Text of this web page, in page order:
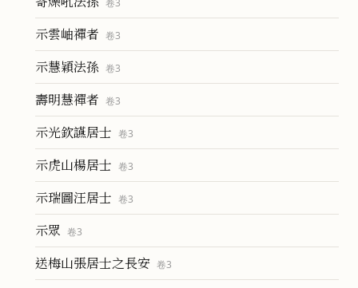
卷3
示雲岫禪者 卷3
示慧穎法孫 卷3
壽明慧禪者 卷3
示光欽讌居士 卷3
示虎山楊居士 卷3
示瑞圖汪居士 卷3
示眾 卷3
送梅山張居士之長安 卷3